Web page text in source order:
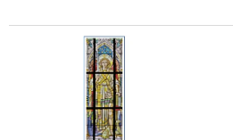
života, stručně v bodech.